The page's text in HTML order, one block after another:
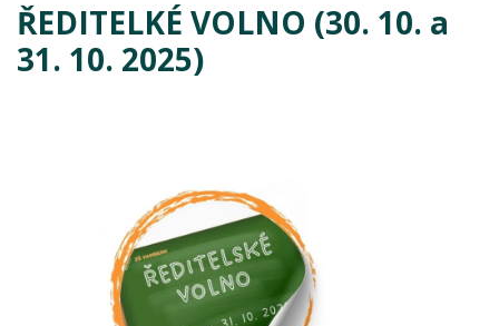
ŘEDITELKÉ VOLNO (30. 10. a
31. 10. 2025)